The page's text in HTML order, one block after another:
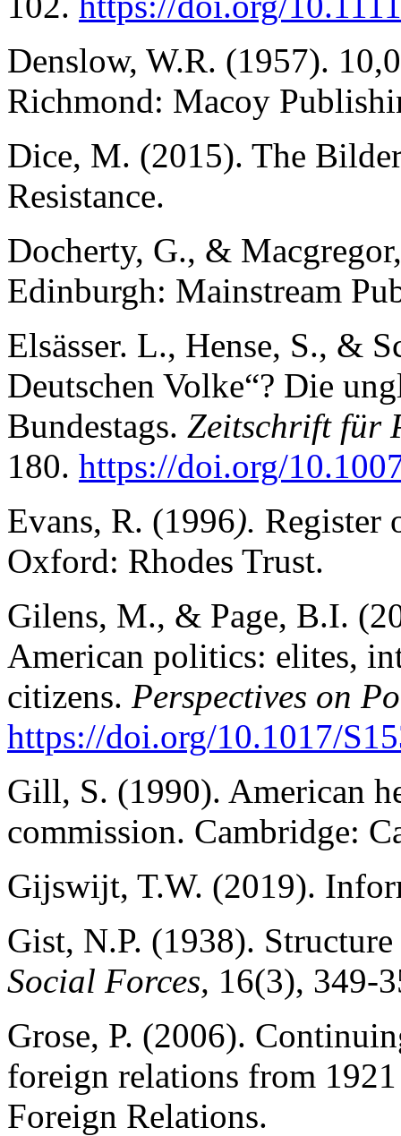
Denslow, W.R. (1957).
Richmond: Macoy
Dice, M. (2015). The
Resistance.
Docherty, G., &
Edinburgh: Mainstream
Elsässer. L., Hense, S., &
Deutschen Volke“? Die
Bundestags. Zeitschrift für
180. https://doi.org/
Evans, R. (1996). Register
Oxford: Rhodes Trust.
Gilens, M., & Page, B.I.
American politics: elites,
citizens. Perspectives on
https://doi.org/10.1017/
Gill, S. (1990). American
commission. Cambridge:
Gijswijt, T.W. (2019).
Gist, N.P. (1938).
Social Forces, 16(3), 349-
Grose, P. (2006).
foreign relations from
Foreign Relations.